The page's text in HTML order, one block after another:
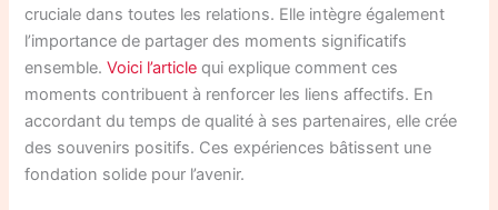
cruciale dans toutes les relations. Elle intègre également
l’importance de partager des moments significatifs
ensemble.Voici l’article qui explique comment ces
moments contribuent à renforcer les liens affectifs. En
accordant du temps de qualité à ses partenaires, elle crée
des souvenirs positifs. Ces expériences bâtissent une
fondation solide pour l’avenir.